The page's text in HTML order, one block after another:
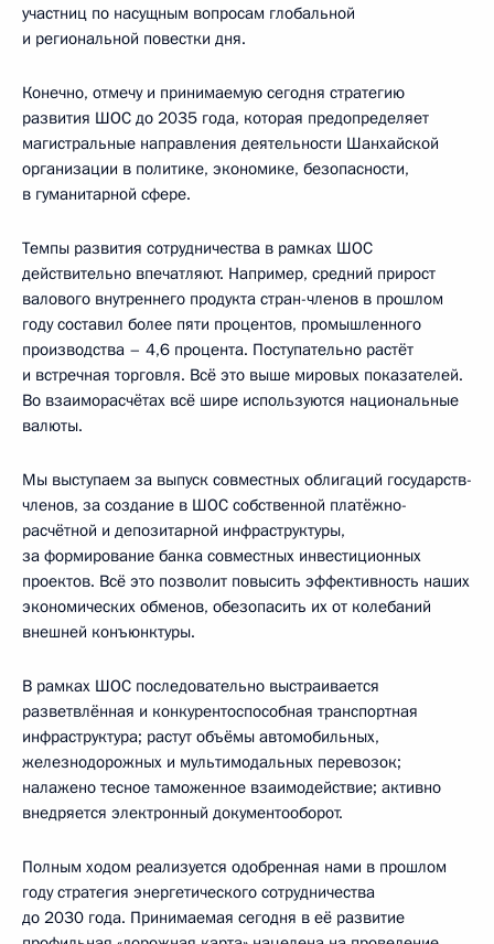
участниц по насущным вопросам глобальной
и региональной повестки дня.
Конечно, отмечу и принимаемую сегодня стратегию
развития ШОС до 2035 года, которая предопределяет
магистральные направления деятельности Шанхайской
организации в политике, экономике, безопасности,
в гуманитарной сфере.
Темпы развития сотрудничества в рамках ШОС
действительно впечатляют. Например, средний прирост
валового внутреннего продукта стран-членов в прошлом
году составил более пяти процентов, промышленного
производства – 4,6 процента. Поступательно растёт
и встречная торговля. Всё это выше мировых показателей.
Во взаиморасчётах всё шире используются национальные
валюты.
Мы выступаем за выпуск совместных облигаций государств-
членов, за создание в ШОС собственной платёжно-
расчётной и депозитарной инфраструктуры,
за формирование банка совместных инвестиционных
проектов. Всё это позволит повысить эффективность наших
экономических обменов, обезопасить их от колебаний
внешней конъюнктуры.
В рамках ШОС последовательно выстраивается
разветвлённая и конкурентоспособная транспортная
инфраструктура; растут объёмы автомобильных,
железнодорожных и мультимодальных перевозок;
налажено тесное таможенное взаимодействие; активно
внедряется электронный документооборот.
Полным ходом реализуется одобренная нами в прошлом
году стратегия энергетического сотрудничества
до 2030 года. Принимаемая сегодня в её развитие